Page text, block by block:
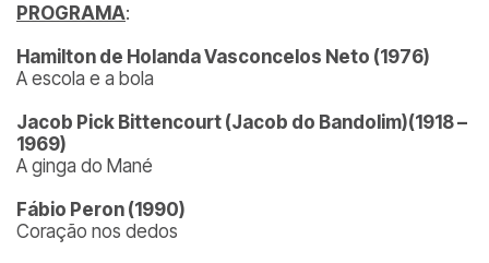
PROGRAMA:
Hamilton de Holanda Vasconcelos Neto (1976)
A escola e a bola
Jacob Pick Bittencourt (Jacob do Bandolim)(1918 –
1969)
A ginga do Mané
Fábio Peron (1990)
Coração nos dedos